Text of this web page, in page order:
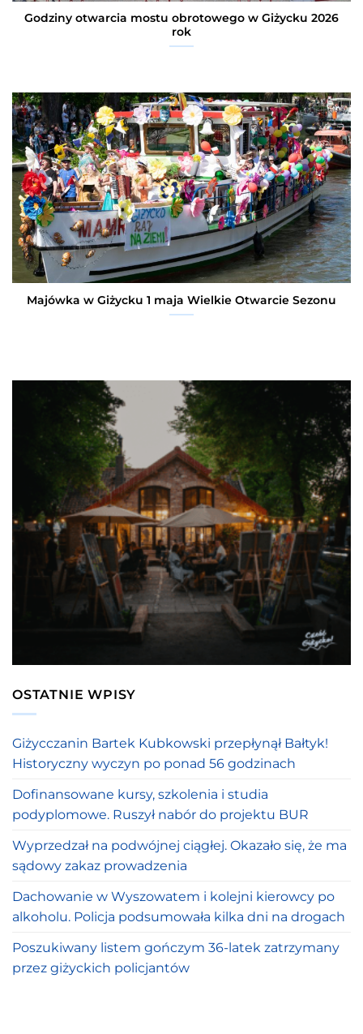
Godziny otwarcia mostu obrotowego w Giżycku 2026
rok
Majówka w Giżycku 1 maja Wielkie Otwarcie Sezonu
OSTATNIE WPISY
Giżycczanin Bartek Kubkowski przepłynął Bałtyk!
Historyczny wyczyn po ponad 56 godzinach
Dofinansowane kursy, szkolenia i studia
podyplomowe. Ruszył nabór do projektu BUR
Wyprzedzał na podwójnej ciągłej. Okazało się, że ma
sądowy zakaz prowadzenia
Dachowanie w Wyszowatem i kolejni kierowcy po
alkoholu. Policja podsumowała kilka dni na drogach
Poszukiwany listem gończym 36-latek zatrzymany
przez giżyckich policjantów